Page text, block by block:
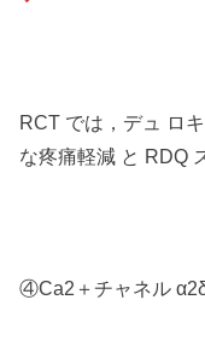
RCT では，デュ ロ
な疼痛軽減 と RDQ
④Ca2＋チャネル